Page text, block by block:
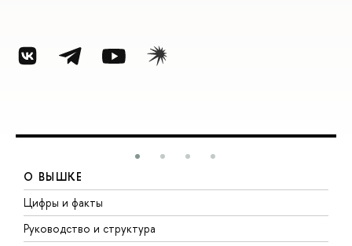
О ВЫШКЕ
Цифры и факты
Руководство и структура